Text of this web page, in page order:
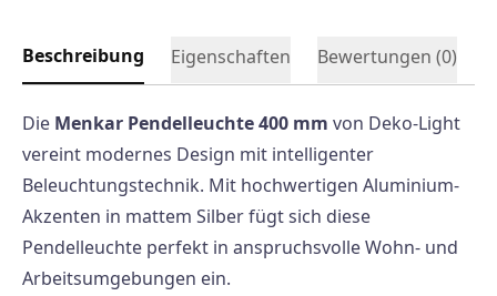
Beschreibung Eigenschaften Bewertungen (0)
Die Menkar Pendelleuchte 400 mm von Deko-Light
vereint modernes Design mit intelligenter
Beleuchtungstechnik. Mit hochwertigen Aluminium-
Akzenten in mattem Silber fügt sich diese
Pendelleuchte perfekt in anspruchsvolle Wohn- und
Arbeitsumgebungen ein.